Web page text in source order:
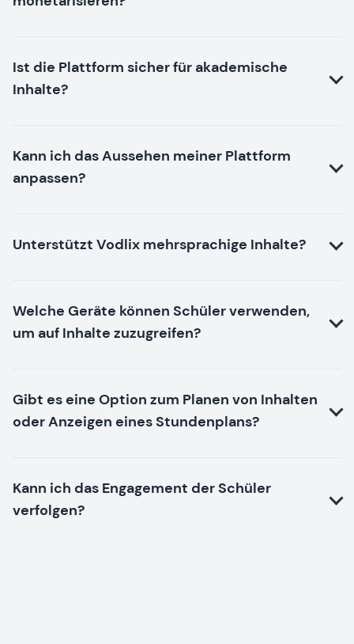
Ist die Plattform sicher für akademische
Inhalte?
Kann ich das Aussehen meiner Plattform
anpassen?
Unterstützt Vodlix mehrsprachige Inhalte?
Welche Geräte können Schüler verwenden,
um auf Inhalte zuzugreifen?
Gibt es eine Option zum Planen von Inhalten
oder Anzeigen eines Stundenplans?
Kann ich das Engagement der Schüler
verfolgen?